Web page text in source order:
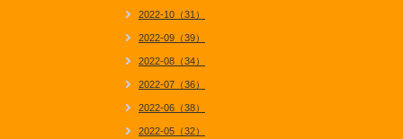
2022-10（31）
2022-09（39）
2022-08（34）
2022-07（36）
2022-06（38）
2022-05（32）